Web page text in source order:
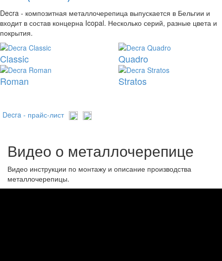
Decra - композитная металлочерепица выпускается в Бельгии и
входит в состав концерна Icopal. Несколько серий, разные цвета и
покрытия.
Classic
Quadro
Roman
Stratos
Decra - прайс-лист
Видео о металлочерепице
Видео инструкции по монтажу и описание производства
металлочерепицы.